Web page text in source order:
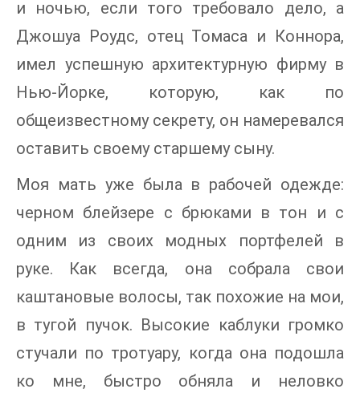
и ночью, если того требовало дело, а
Джошуа Роудс, отец Томаса и Коннора,
имел успешную архитектурную фирму в
Нью-Йорке, которую, как по
общеизвестному секрету, он намеревался
оставить своему старшему сыну.
Моя мать уже была в рабочей одежде:
черном блейзере с брюками в тон и с
одним из своих модных портфелей в
руке. Как всегда, она собрала свои
каштановые волосы, так похожие на мои,
в тугой пучок. Высокие каблуки громко
стучали по тротуару, когда она подошла
ко мне, быстро обняла и неловко